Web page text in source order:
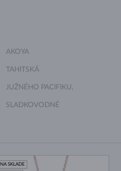
AKOYA
TAHITSKÁ
JUŽNÉHO PACIFIKU,
SLADKOVODNÉ
NA SKLADE